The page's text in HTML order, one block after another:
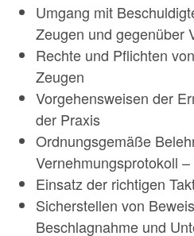
Umgang mit
Zeugen und gegenüber
Rechte und Pflichten
Zeugen
Vorgehensweisen der
der Praxis
Ordnungsgemäße
Vernehmungsprotokoll
Einsatz der richtigen
Sicherstellen von
Beschlagnahme und